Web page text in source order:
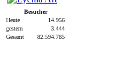
Besucher
Heute
14.956
gestern
3.444
Gesamt
82.594.785